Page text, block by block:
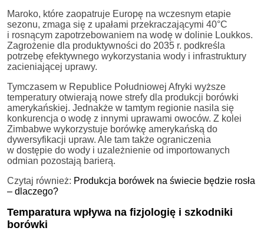
Maroko, które zaopatruje Europę na wczesnym etapie
sezonu, zmaga się z upałami przekraczającymi 40°C
i rosnącym zapotrzebowaniem na wodę w dolinie Loukkos.
Zagrożenie dla produktywności do 2035 r. podkreśla
potrzebę efektywnego wykorzystania wody i infrastruktury
zacieniającej uprawy.
Tymczasem w Republice Południowej Afryki wyższe
temperatury otwierają nowe strefy dla produkcji borówki
amerykańskiej. Jednakże w tamtym regionie nasila się
konkurencja o wodę z innymi uprawami owoców. Z kolei
Zimbabwe wykorzystuje borówkę amerykańską do
dywersyfikacji upraw. Ale tam także ograniczenia
w dostępie do wody i uzależnienie od importowanych
odmian pozostają barierą.
Czytaj również: Produkcja borówek na świecie będzie rosła
– dlaczego?
Temparatura wpływa na fizjologię i szkodniki
borówki